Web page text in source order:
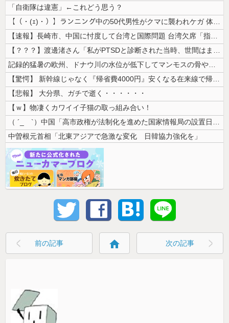
「自衛隊は違憲」←これどう思う？
【（・(ｪ)・）】ランニング中の50代男性がクマに襲われケガ 体長約1...
【速報】長崎市、中国に忖度して台湾と国際問題 台湾欠席「指定座席を使節...
【？？？】渡邊渚さん「私がPTSDと診断された当時、世間はまだPTSD...
記録的猛暑の欧州、ドナウ川の水位が低下してマンモスの骨や沈没したドイツ...
【驚愕】 新幹線じゃなく『帰省費4000円』安くなる在来線で帰省した結...
【悲報】 大分県、ガチで逝く・・・・・・
【ｗ】物凄くカワイイ子猫の取っ組み合い！
（ ´_ゝ`）中国「高市政権が法制化を進めた国家情報局の設置日が7月3...
中曽根元首相「北東アジアで急激な変化 日韓協力強化を」
前の記事 home 次の記事